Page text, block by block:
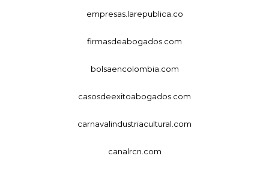
empresas.larepublica.co
firmasdeabogados.com
bolsaencolombia.com
casosdeexitoabogados.com
carnavalindustriacultural.com
canalrcn.com